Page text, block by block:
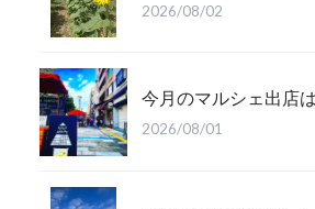
2026/08/02
今月のマルシェ出店
2026/08/01